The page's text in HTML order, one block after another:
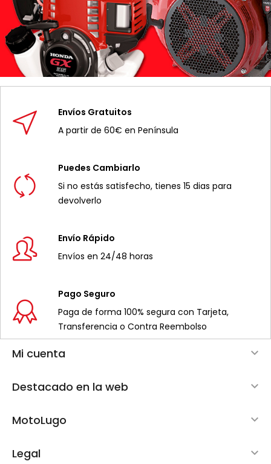
Envíos Gratuitos
A partir de 60€ en Península
Puedes Cambiarlo
Si no estás satisfecho, tienes 15 dias para
devolverlo
Envío Rápido
Envíos en 24/48 horas
Pago Seguro
Paga de forma 100% segura con Tarjeta,
Transferencia o Contra Reembolso
Mi cuenta 
Destacado en la web 
MotoLugo 
Legal 